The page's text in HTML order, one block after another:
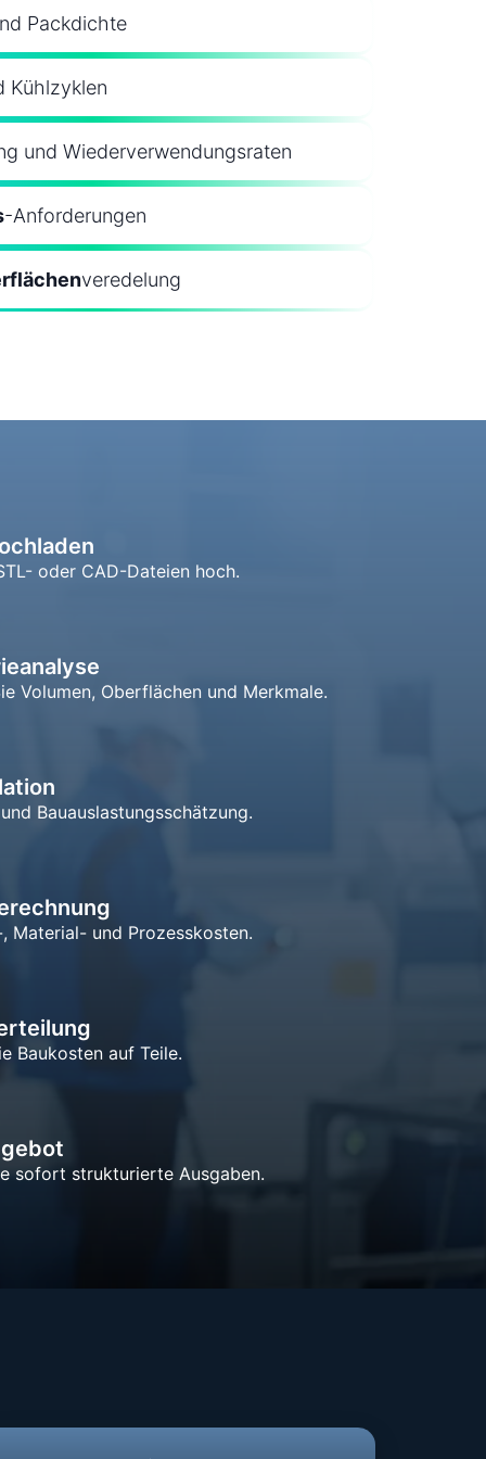
Packdichte
Kühlzyklen
und Wiederverwendungsraten
-Anforderungen
veredelung
oder CAD-Dateien hoch.
Volumen, Oberflächen und Merkmale.
Bauauslastungsschätzung.
Material- und Prozesskosten.
Baukosten auf Teile.
sofort strukturierte Ausgaben.